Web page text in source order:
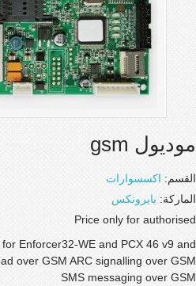
موديول gsm
القسم: اكسسوارات
الماركة: بايرونكس
Price only for authorised
Enforcer32-WE and PCX 46 v9 and
over GSM ARC signalling over GSM
SMS messaging over GSM